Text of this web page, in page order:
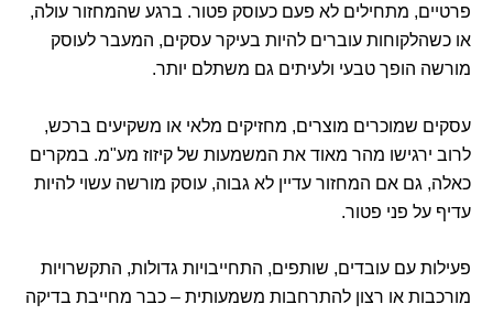
פרטיים, מתחילים לא פעם כעוסק פטור. ברגע שהמחזור עולה,
או כשהלקוחות עוברים להיות בעיקר עסקים, המעבר לעוסק
מורשה הופך טבעי ולעיתים גם משתלם יותר.
עסקים שמוכרים מוצרים, מחזיקים מלאי או משקיעים ברכש,
לרוב ירגישו מהר מאוד את המשמעות של קיזוז מע"מ. במקרים
כאלה, גם אם המחזור עדיין לא גבוה, עוסק מורשה עשוי להיות
עדיף על פני פטור.
פעילות עם עובדים, שותפים, התחייבויות גדולות, התקשרויות
מורכבות או רצון להתרחבות משמעותית – כבר מחייבת בדיקה